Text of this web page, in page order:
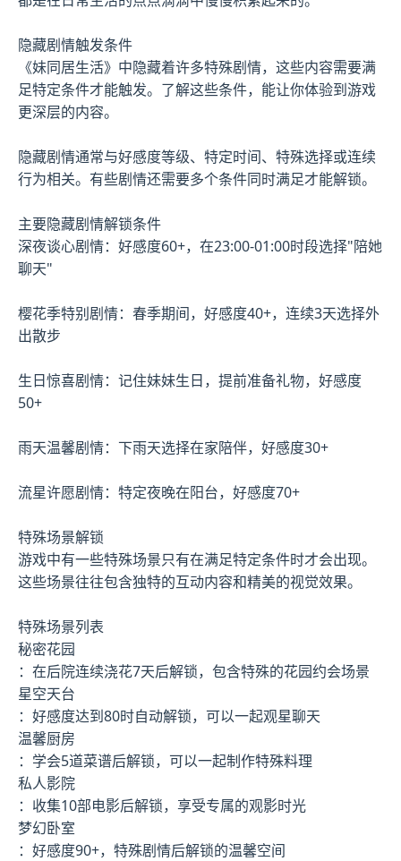
隐藏剧情触发条件
《妹同居生活》中隐藏着许多特殊剧情，这些内容需要满
足特定条件才能触发。了解这些条件，能让你体验到游戏
更深层的内容。
隐藏剧情通常与好感度等级、特定时间、特殊选择或连续
行为相关。有些剧情还需要多个条件同时满足才能解锁。
主要隐藏剧情解锁条件
深夜谈心剧情：好感度60+，在23:00-01:00时段选择"陪她
聊天"
樱花季特别剧情：春季期间，好感度40+，连续3天选择外
出散步
生日惊喜剧情：记住妹妹生日，提前准备礼物，好感度
50+
雨天温馨剧情：下雨天选择在家陪伴，好感度30+
流星许愿剧情：特定夜晚在阳台，好感度70+
特殊场景解锁
游戏中有一些特殊场景只有在满足特定条件时才会出现。
这些场景往往包含独特的互动内容和精美的视觉效果。
特殊场景列表
秘密花园
：在后院连续浇花7天后解锁，包含特殊的花园约会场景
星空天台
：好感度达到80时自动解锁，可以一起观星聊天
温馨厨房
：学会5道菜谱后解锁，可以一起制作特殊料理
私人影院
：收集10部电影后解锁，享受专属的观影时光
梦幻卧室
：好感度90+，特殊剧情后解锁的温馨空间